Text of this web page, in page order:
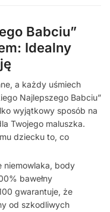
Babciu”
Idealny
a każdy uśmiech
Najlepszego Babciu”
wyjątkowy sposób na
Twojego maluszka.
dziecku to, co
niemowlaka, body
bawełny
gwarantuje, że
od szkodliwych